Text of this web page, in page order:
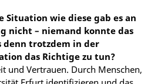
Situation wie diese gab es an
nicht – niemand konnte das
denn trotzdem in der
das Richtige zu tun?
und Vertrauen. Durch Menschen,